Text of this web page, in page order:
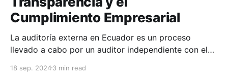
Cumplimiento Empresarial
La auditoría externa en Ecuador es un proceso
llevado a cabo por un auditor independiente con el
información contable de una empresa o entidad. El
18 sep. 20243 min read